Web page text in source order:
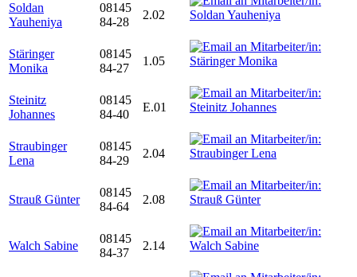
Soldan
Yauheniya
08145
84-28
2.02
Stäringer
Monika
08145
84-27
1.05
Steinitz
Johannes
08145
84-40
E.01
Straubinger
Lena
08145
84-29
2.04
Strauß Günter
08145
84-64
2.08
Walch Sabine
08145
84-37
2.14